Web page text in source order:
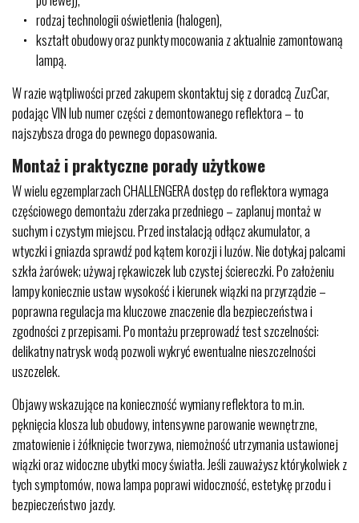
rodzaj technologii oświetlenia (halogen),
kształt obudowy oraz punkty mocowania z aktualnie zamontowaną
lampą.
W razie wątpliwości przed zakupem skontaktuj się z doradcą ZuzCar,
podając VIN lub numer części z demontowanego reflektora – to
najszybsza droga do pewnego dopasowania.
Montaż i praktyczne porady użytkowe
W wielu egzemplarzach CHALLENGERA dostęp do reflektora wymaga
częściowego demontażu zderzaka przedniego – zaplanuj montaż w
suchym i czystym miejscu. Przed instalacją odłącz akumulator, a
wtyczki i gniazda sprawdź pod kątem korozji i luzów. Nie dotykaj palcami
szkła żarówek; używaj rękawiczek lub czystej ściereczki. Po założeniu
lampy koniecznie ustaw wysokość i kierunek wiązki na przyrządzie –
poprawna regulacja ma kluczowe znaczenie dla bezpieczeństwa i
zgodności z przepisami. Po montażu przeprowadź test szczelności:
delikatny natrysk wodą pozwoli wykryć ewentualne nieszczelności
uszczelek.
Objawy wskazujące na konieczność wymiany reflektora to m.in.
pęknięcia klosza lub obudowy, intensywne parowanie wewnętrzne,
zmatowienie i żółknięcie tworzywa, niemożność utrzymania ustawionej
wiązki oraz widoczne ubytki mocy światła. Jeśli zauważysz którykolwiek z
tych symptomów, nowa lampa poprawi widoczność, estetykę przodu i
bezpieczeństwo jazdy.